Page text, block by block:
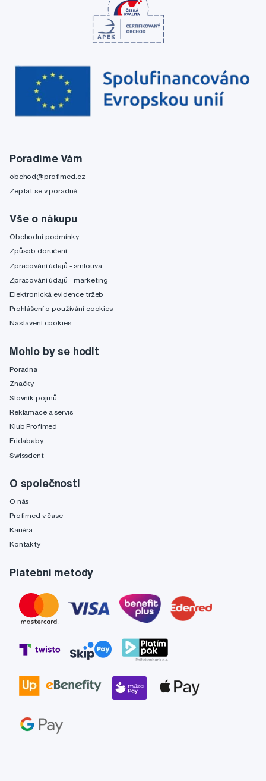
Poradíme Vám
obchod@profimed.cz
Zeptat se v poradně
Vše o nákupu
Obchodní podmínky
Způsob doručení
Zpracování údajů - smlouva
Zpracování údajů - marketing
Elektronická evidence tržeb
Prohlášení o používání cookies
Nastavení cookies
Mohlo by se hodit
Poradna
Značky
Slovník pojmů
Reklamace a servis
Klub Profimed
Fridababy
Swissdent
O společnosti
O nás
Profimed v čase
Kariéra
Kontakty
Platební metody